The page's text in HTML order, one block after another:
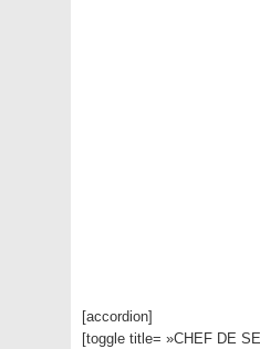
[accordion]
[toggle title= »CHEF DE